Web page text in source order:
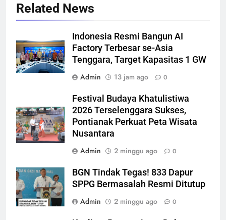
Related News
Indonesia Resmi Bangun AI
Factory Terbesar se-Asia
Tenggara, Target Kapasitas 1 GW
Admin
13 jam ago 0
Festival Budaya Khatulistiwa
2026 Terselenggara Sukses,
Pontianak Perkuat Peta Wisata
Nusantara
Admin
2 minggu ago 0
BGN Tindak Tegas! 833 Dapur
SPPG Bermasalah Resmi Ditutup
Admin
2 minggu ago 0